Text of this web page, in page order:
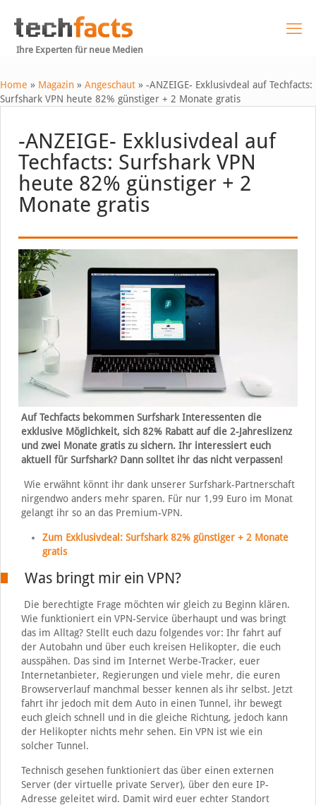
Ihre Experten für neue Medien
Home » Magazin » Angeschaut » -ANZEIGE- Exklusivdeal auf Techfacts:
Surfshark VPN heute 82% günstiger + 2 Monate gratis
-ANZEIGE- Exklusivdeal auf
Techfacts: Surfshark VPN
heute 82% günstiger + 2
Monate gratis
Auf Techfacts bekommen Surfshark Interessenten die
exklusive Möglichkeit, sich 82% Rabatt auf die 2-Jahreslizenz
und zwei Monate gratis zu sichern. Ihr interessiert euch
aktuell für Surfshark? Dann solltet ihr das nicht verpassen!
Wie erwähnt könnt ihr dank unserer Surfshark-Partnerschaft
nirgendwo anders mehr sparen. Für nur 1,99 Euro im Monat
gelangt ihr so an das Premium-VPN.
Zum Exklusivdeal: Surfshark 82% günstiger + 2 Monate
gratis
Was bringt mir ein VPN?
Die berechtigte Frage möchten wir gleich zu Beginn klären.
Wie funktioniert ein VPN-Service überhaupt und was bringt
das im Alltag? Stellt euch dazu folgendes vor: Ihr fahrt auf
der Autobahn und über euch kreisen Helikopter, die euch
ausspähen. Das sind im Internet Werbe-Tracker, euer
Internetanbieter, Regierungen und viele mehr, die euren
Browserverlauf manchmal besser kennen als ihr selbst. Jetzt
fahrt ihr jedoch mit dem Auto in einen Tunnel, ihr bewegt
euch gleich schnell und in die gleiche Richtung, jedoch kann
der Helikopter nichts mehr sehen. Ein VPN ist wie ein
solcher Tunnel.
Technisch gesehen funktioniert das über einen externen
Server (der virtuelle private Server), über den eure IP-
Adresse geleitet wird. Damit wird euer echter Standort